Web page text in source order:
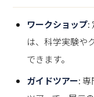
ワークショップ:
は、科学実験や
できます。
ガイドツアー: